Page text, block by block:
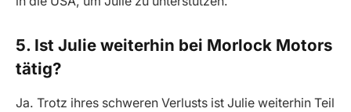
5. Ist Julie weiterhin bei Morlock Motors
tätig?
Ja. Trotz ihres schweren Verlusts ist Julie weiterhin Teil